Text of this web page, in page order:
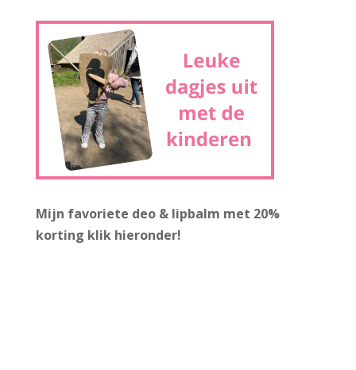
Mijn favoriete deo & lipbalm met 20%
korting klik hieronder!